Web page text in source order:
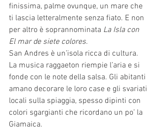
finissima, palme ovunque, un mare che
ti lascia letteralmente senza fiato. E non
per altro è soprannominata La Isla con
El mar de siete colores.
San Andres è un’isola ricca di cultura.
La musica raggaeton riempie l’aria e si
fonde con le note della salsa. Gli abitanti
amano decorare le loro case e gli svariati
locali sulla spiaggia, spesso dipinti con
colori sgargianti che ricordano un po’ la
Giamaica.